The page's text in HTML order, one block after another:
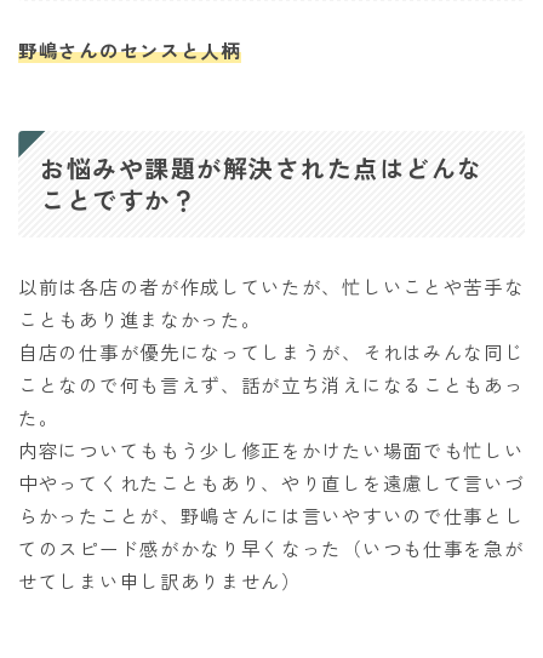
野嶋さんのセンスと人柄
お悩みや課題が解決された点はどんな
ことですか？
以前は各店の者が作成していたが、忙しいことや苦手な
こともあり進まなかった。
自店の仕事が優先になってしまうが、それはみんな同じ
ことなので何も言えず、話が立ち消えになることもあっ
た。
内容についてももう少し修正をかけたい場面でも忙しい
中やってくれたこともあり、やり直しを遠慮して言いづ
らかったことが、野嶋さんには言いやすいので仕事とし
てのスピード感がかなり早くなった（いつも仕事を急が
せてしまい申し訳ありません）